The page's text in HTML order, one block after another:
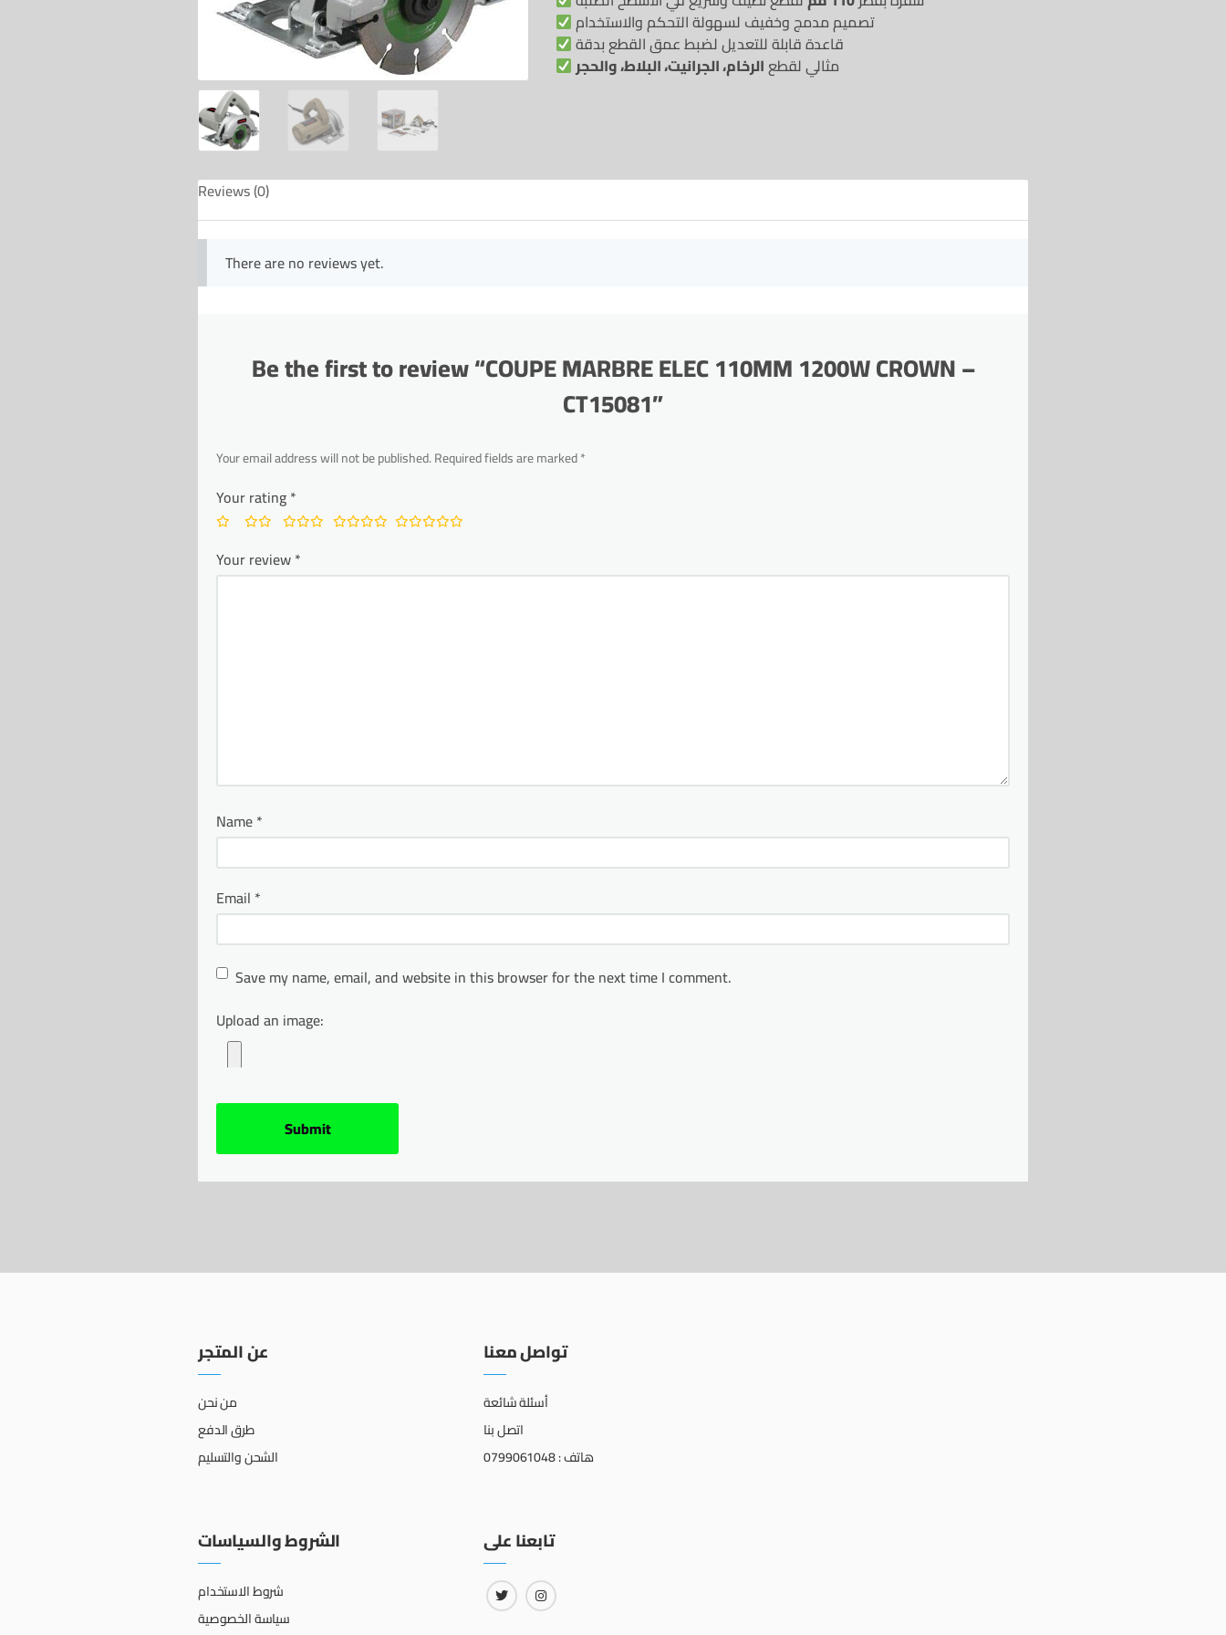
تصميم مدمج وخفيف لسهولة التحكم والاستخدام
قاعدة قابلة للتعديل لضبط عمق القطع بدقة
مثالي لقطعالرخام، الجرانيت، البلاط، والحجر
Reviews (0)
There are no reviews yet.
Be the first to review “COUPE MARBRE ELEC 110MM 1200W CROWN –
CT15081”
Your email address will not be published.Required fields are marked*
Your rating*
Your review*
Name*
Email *
Save my name, email, and website in this browser for the next time I comment.
Upload an image:
عن المتجر
من نحن
طرق الدفع
الشحن والتسليم
الشروط والسياسات
شروط الاستخدام
سياسة الخصوصية
تواصل معنا
أسئلة شائعة
اتصل بنا
هاتف : 0799061048
تابعنا على